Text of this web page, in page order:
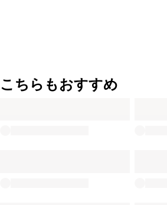
こちらもおすすめ